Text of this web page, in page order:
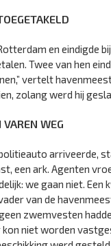
en eindigde
Twee van hen
vertelt
zolang werd hij
VAREN WEG
arriveerde,
een ark. Agenten
we gaan niet.
van de
zwemvesten
kon niet worden